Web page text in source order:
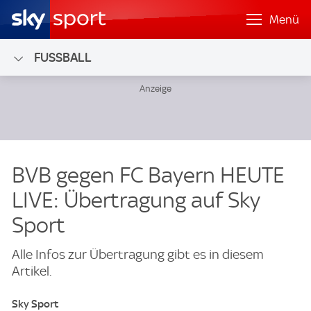
Menü
FUSSBALL
BVB gegen FC Bayern HEUTE
LIVE: Übertragung auf Sky
Sport
Alle Infos zur Übertragung gibt es in diesem
Artikel.
Sky Sport